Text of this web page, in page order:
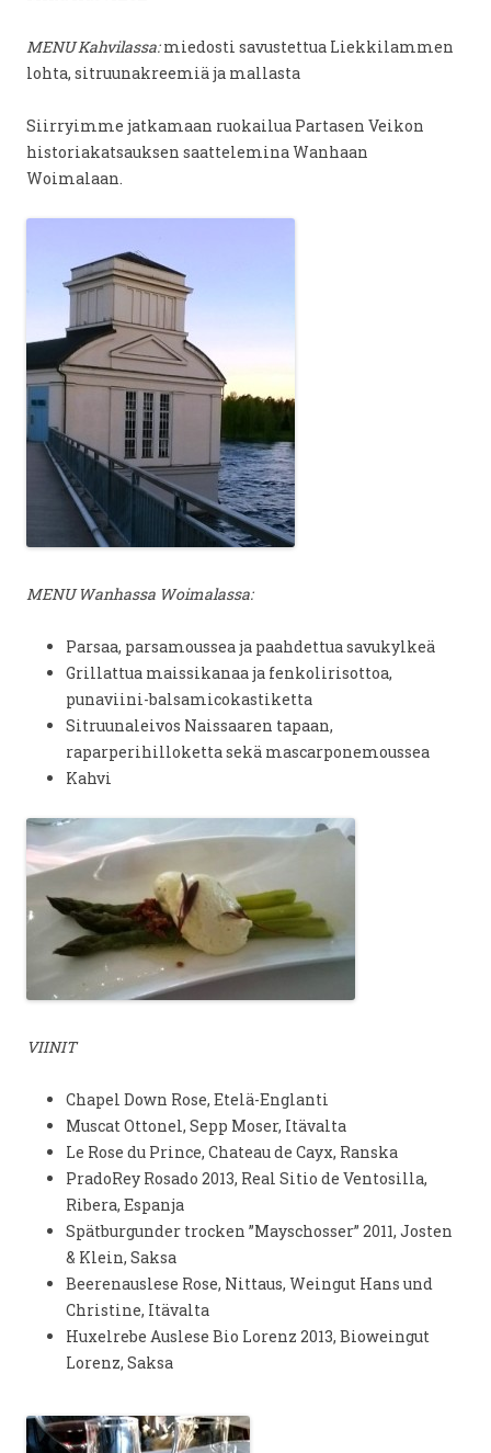
MENU Kahvilassa:miedosti savustettua Liekkilammen
lohta, sitruunakreemiä ja mallasta
Siirryimme jatkamaan ruokailua Partasen Veikon
historiakatsauksen saattelemina Wanhaan
Woimalaan.
MENU Wanhassa Woimalassa:
Parsaa, parsamoussea ja paahdettua savukylkeä
Grillattua maissikanaa ja fenkolirisottoa,
punaviini-balsamicokastiketta
Sitruunaleivos Naissaaren tapaan,
raparperihilloketta sekä mascarponemoussea
Kahvi
VIINIT
Chapel Down Rose, Etelä-Englanti
Muscat Ottonel, Sepp Moser, Itävalta
Le Rose du Prince, Chateau de Cayx, Ranska
PradoRey Rosado 2013, Real Sitio de Ventosilla,
Ribera, Espanja
Spätburgunder trocken ”Mayschosser” 2011, Josten
& Klein, Saksa
Beerenauslese Rose, Nittaus, Weingut Hans und
Christine, Itävalta
Huxelrebe Auslese Bio Lorenz 2013, Bioweingut
Lorenz, Saksa